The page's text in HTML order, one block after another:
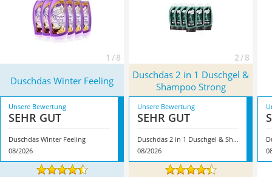
1 / 8 2 / 8
Duschdas Winter Feeling
Duschdas 2 in 1 Duschgel &
Shampoo Strong
Unsere Bewertung
SEHR GUT
Duschdas Winter Feeling
08/2026
Unsere Bewertung
SEHR GUT
Duschdas 2 in 1 Duschgel & Shampoo Strong
08/2026